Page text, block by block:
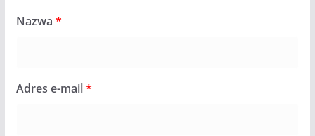
Nazwa *
Adres e-mail*